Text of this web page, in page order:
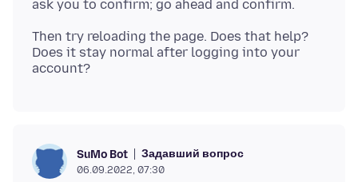
Then try reloading the page. Does that help?
Does it stay normal after logging into your
SuMo Bot Задавший вопрос
06.09.2022, 07:30